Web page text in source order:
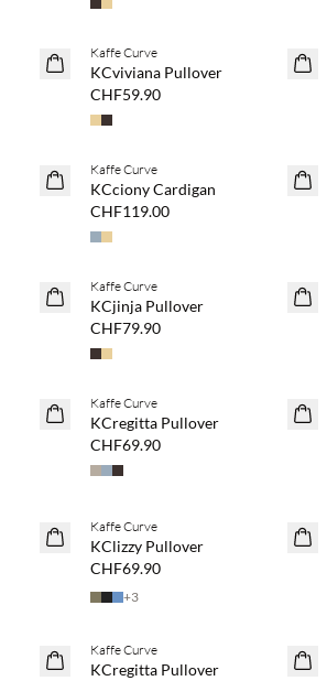
NEUHEITEN
Kaufe mind. 2 & spare 20 %
Kaffe Curve
KCviviana Pullover
CHF59.90
NEUHEITEN
Kaufe mind. 2 & spare 20 %
Kaffe Curve
KCciony Cardigan
CHF119.00
NEUHEITEN
Kaufe mind. 2 & spare 20 %
Kaffe Curve
KCjinja Pullover
CHF79.90
NEUHEITEN
Kaufe mind. 2 & spare 20 %
Kaffe Curve
KCregitta Pullover
CHF69.90
NEUHEITEN
Kaffe Curve
KClizzy Pullover
CHF69.90
+3
NEUHEITEN
Kaffe Curve
KCregitta Pullover